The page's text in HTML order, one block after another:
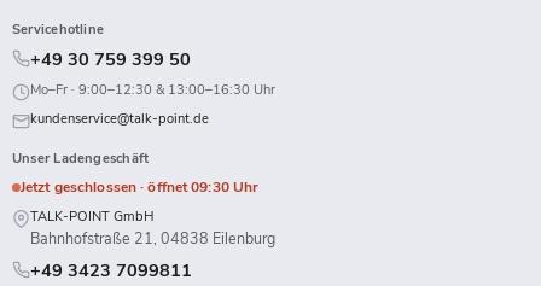
Servicehotline
+49 30 759 399 50
Mo–Fr · 9:00–12:30 & 13:00–16:30 Uhr
kundenservice@talk-point.de
Unser Ladengeschäft
Jetzt geschlossen · öffnet 09:30 Uhr
TALK-POINT GmbH
Bahnhofstraße 21, 04838 Eilenburg
+49 3423 7099811